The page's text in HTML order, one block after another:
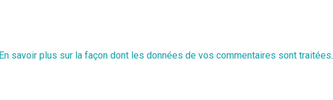
En savoir plus sur la façon dont les données de vos commentaires sont traitées.